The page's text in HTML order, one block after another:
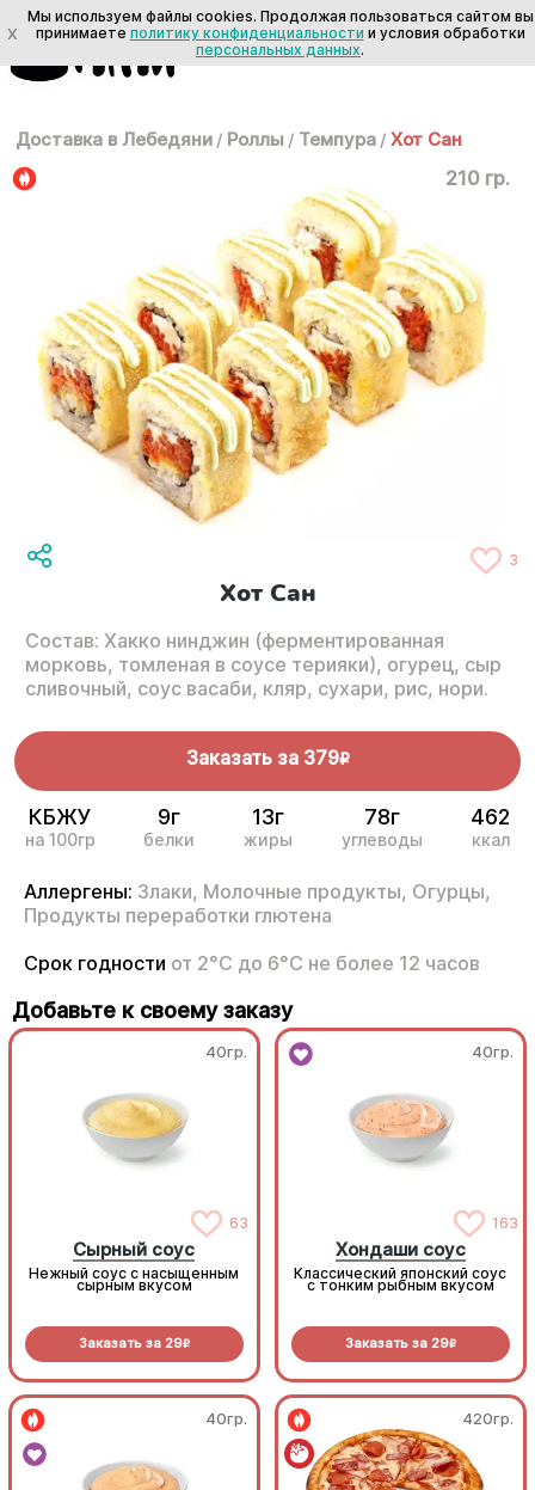
Доставка в Лебедяни / Роллы / Темпура / Хот Сан
210 гр.
3
Хот Сан
Состав: Хакко нинджин (ферментированная
морковь, томленая в соусе терияки), огурец, сыр
сливочный, соус васаби, кляр, сухари, рис, нори.
Заказать за 379R
КБЖУ
на 100гр
9г
белки
13г
жиры
78г
углеводы
462
ккал
Аллергены: Злаки, Молочные продукты, Огурцы,
Продукты переработки глютена
Срок годности от 2°С до 6°С не более 12 часов
Добавьте к своему заказу
40гр.
63
Сырный соус
Нежный соус с насыщенным
сырным вкусом
Заказать за 29R
40гр.
163
Хондаши соус
Классический японский соус
с тонким рыбным вкусом
Заказать за 29R
40гр. 420гр.
X
Мы используем файлы cookies. Продолжая пользоваться сайтом вы
принимаете политику конфиденциальности и условия обработки
персональных данных.